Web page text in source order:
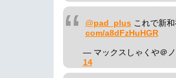
@pad_plusこれで新和
com/a8dFzHuHGR
— マックスしゃくや＠
14